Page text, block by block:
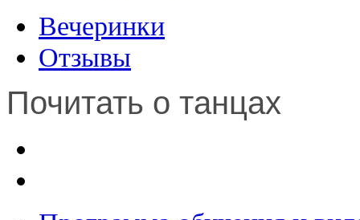
Вечеринки
Отзывы
Почитать о танцах